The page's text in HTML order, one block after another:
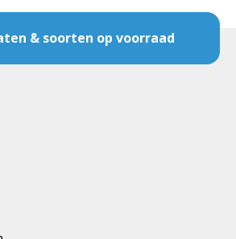
& soorten op voorraad